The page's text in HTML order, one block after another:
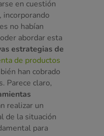
en cuestión
incorporando
no habían
abordar esta
estrategias de
de productos
han cobrado
Parece claro,
realizar un
de la situación
para